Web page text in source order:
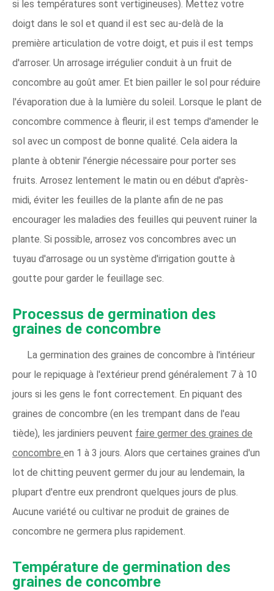
si les températures sont vertigineuses). Mettez votre
doigt dans le sol et quand il est sec au-delà de la
première articulation de votre doigt, et puis il est temps
d'arroser. Un arrosage irrégulier conduit à un fruit de
concombre au goût amer. Et bien pailler le sol pour réduire
l'évaporation due à la lumière du soleil. Lorsque le plant de
concombre commence à fleurir, il est temps d'amender le
sol avec un compost de bonne qualité. Cela aidera la
plante à obtenir l'énergie nécessaire pour porter ses
fruits. Arrosez lentement le matin ou en début d'après-
midi, éviter les feuilles de la plante afin de ne pas
encourager les maladies des feuilles qui peuvent ruiner la
plante. Si possible, arrosez vos concombres avec un
tuyau d'arrosage ou un système d'irrigation goutte à
goutte pour garder le feuillage sec.
Processus de germination des
graines de concombre
La germination des graines de concombre à l'intérieur
pour le repiquage à l'extérieur prend généralement 7 à 10
jours si les gens le font correctement. En piquant des
graines de concombre (en les trempant dans de l'eau
tiède), les jardiniers peuvent faire germer des graines de
concombre en 1 à 3 jours. Alors que certaines graines d'un
lot de chitting peuvent germer du jour au lendemain, la
plupart d'entre eux prendront quelques jours de plus.
Aucune variété ou cultivar ne produit de graines de
concombre ne germera plus rapidement.
Température de germination des
graines de concombre